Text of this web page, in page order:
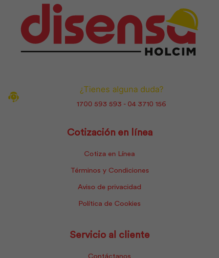
¿Tienes alguna duda?
1700 593 593 - 04 3710 156
Cotización en línea
Cotiza en Línea
Términos y Condiciones
Aviso de privacidad
Política de Cookies
Servicio al cliente
Contáctanos